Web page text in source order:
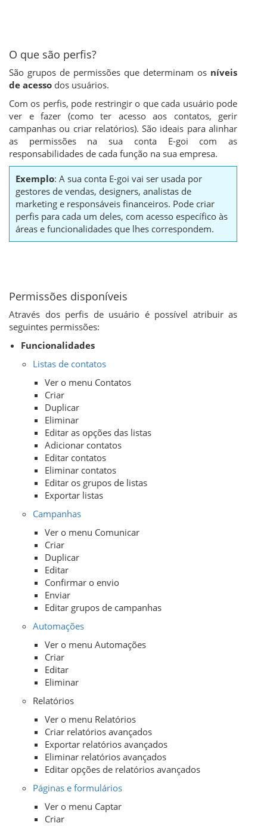
O que são perfis?
São grupos de permissões que determinam os níveis
de acesso dos usuários.
Com os perfis, pode restringir o que cada usuário pode
ver e fazer (como ter acesso aos contatos, gerir
campanhas ou criar relatórios). São ideais para alinhar
as permissões na sua conta E-goi com as
responsabilidades de cada função na sua empresa.
Exemplo: A sua conta E-goi vai ser usada por
gestores de vendas, designers, analistas de
marketing e responsáveis financeiros. Pode criar
perfis para cada um deles, com acesso específico às
áreas e funcionalidades que lhes correspondem.
Permissões disponíveis
Através dos perfis de usuário é possível atribuir as
seguintes permissões:
Funcionalidades
Listas de contatos
Ver o menu Contatos
Criar
Duplicar
Eliminar
Editar as opções das listas
Adicionar contatos
Editar contatos
Eliminar contatos
Editar os grupos de listas
Exportar listas
Campanhas
Ver o menu Comunicar
Criar
Duplicar
Editar
Confirmar o envio
Enviar
Editar grupos de campanhas
Automações
Ver o menu Automações
Criar
Editar
Eliminar
Relatórios
Ver o menu Relatórios
Criar relatórios avançados
Exportar relatórios avançados
Eliminar relatórios avançados
Editar opções de relatórios avançados
Páginas e formulários
Ver o menu Captar
Criar